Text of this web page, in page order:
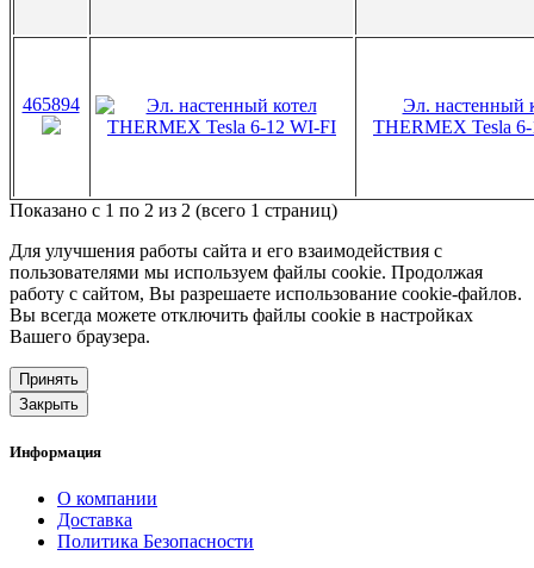
465894
Эл. настенный
THERMEX Tesla
Показано с 1 по 2 из 2 (всего 1 страниц)
Для улучшения работы сайта и его взаимодействия с
пользователями мы используем файлы cookie. Продолжая
работу с сайтом, Вы разрешаете использование cookie-файлов.
Вы всегда можете отключить файлы cookie в настройках
Вашего браузера.
Принять
Закрыть
Информация
О компании
Доставка
Политика Безопасности